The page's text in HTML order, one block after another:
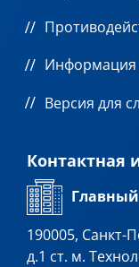
Информация
Версия для
Контактная
190005, Санкт-
д.1 ст. м.